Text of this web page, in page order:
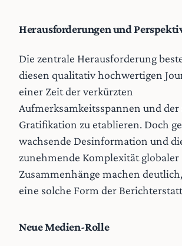
Herausforderungen und
Die zentrale Herausforderung
diesen qualitativ hochwertigen
einer Zeit der verkürzten
Aufmerksamkeitsspannen und
Gratifikation zu etablieren. Doch
wachsende Desinformation und
zunehmende Komplexität globaler
Zusammenhänge machen
eine solche Form der
Neue Medien-Rolle